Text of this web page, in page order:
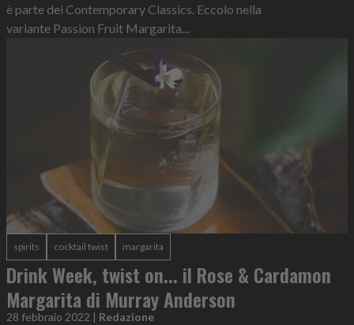
è parte dei Contemporary Classics. Eccolo nella
variante Passion Fruit Margarita...
spirits cocktail twist margarita
Drink Week, twist on... il Rose & Cardamon
Margarita di Murray Anderson
28 febbraio 2022 | Redazione